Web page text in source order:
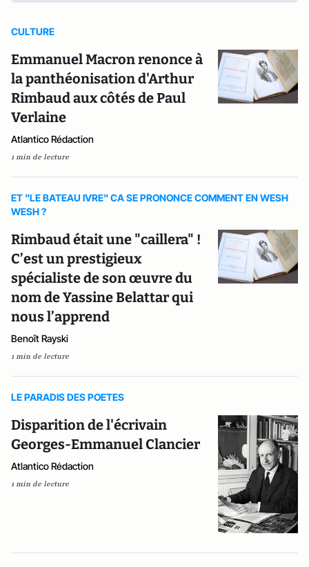
CULTURE
Emmanuel Macron renonce à
la panthéonisation d'Arthur
Rimbaud aux côtés de Paul
Verlaine
Atlantico Rédaction
1 min de lecture
ET "LE BATEAU IVRE" CA SE PRONONCE COMMENT EN WESH
WESH ?
Rimbaud était une "caillera" !
C’est un prestigieux
spécialiste de son œuvre du
nom de Yassine Belattar qui
nous l’apprend
Benoît Rayski
1 min de lecture
LE PARADIS DES POETES
Disparition de l'écrivain
Georges-Emmanuel Clancier
Atlantico Rédaction
1 min de lecture